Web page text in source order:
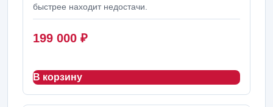
быстрее находит недостачи.
199 000 ₽
В корзину